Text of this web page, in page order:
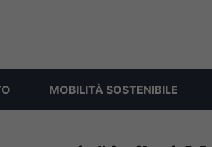
MOBILITÀ SOSTENIBILE